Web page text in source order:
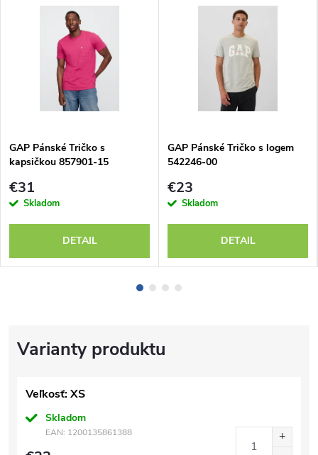
Veľkosť: XS
Skladom
EAN: 1200135861388
GAP Pánské Tričko s
kapsičkou 857901-15
€31
Skladom
DETAIL
GAP Pánské Tričko s logem
542246-00
€23
Skladom
DETAIL